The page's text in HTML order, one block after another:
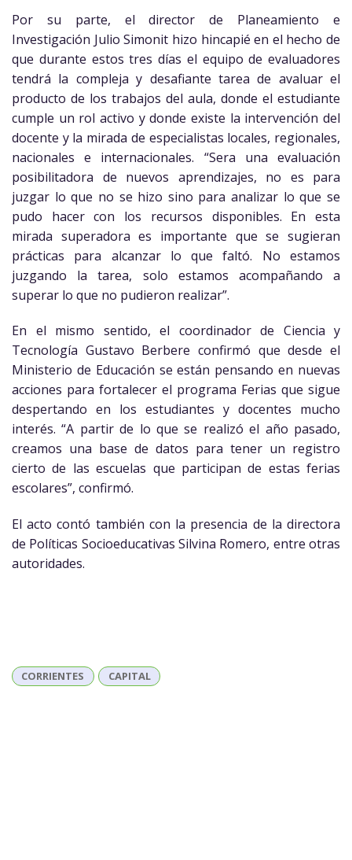
Por su parte, el director de Planeamiento e
Investigación Julio Simonit hizo hincapié en el hecho de
que durante estos tres días el equipo de evaluadores
tendrá la compleja y desafiante tarea de avaluar el
producto de los trabajos del aula, donde el estudiante
cumple un rol activo y donde existe la intervención del
docente y la mirada de especialistas locales, regionales,
nacionales e internacionales. “Sera una evaluación
posibilitadora de nuevos aprendizajes, no es para
juzgar lo que no se hizo sino para analizar lo que se
pudo hacer con los recursos disponibles. En esta
mirada superadora es importante que se sugieran
prácticas para alcanzar lo que faltó. No estamos
juzgando la tarea, solo estamos acompañando a
superar lo que no pudieron realizar”.
En el mismo sentido, el coordinador de Ciencia y
Tecnología Gustavo Berbere confirmó que desde el
Ministerio de Educación se están pensando en nuevas
acciones para fortalecer el programa Ferias que sigue
despertando en los estudiantes y docentes mucho
interés. “A partir de lo que se realizó el año pasado,
creamos una base de datos para tener un registro
cierto de las escuelas que participan de estas ferias
escolares”, confirmó.
El acto contó también con la presencia de la directora
de Políticas Socioeducativas Silvina Romero, entre otras
autoridades.
CORRIENTES CAPITAL